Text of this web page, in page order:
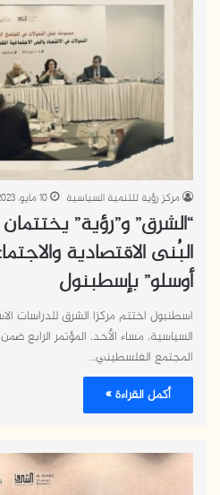
مركز رؤية للتنمية السياسية 10 مايو، 2023
“الشرق” و”رؤية”
البُنى الاقتصادية
أوسلو” بإسطبنول
اسطنبول اختتم مركزا الشرق للدراسات
السياسية، مساء الأحد، المؤتمر
المجتمع الفلسطيني…
أكمل القراءة »